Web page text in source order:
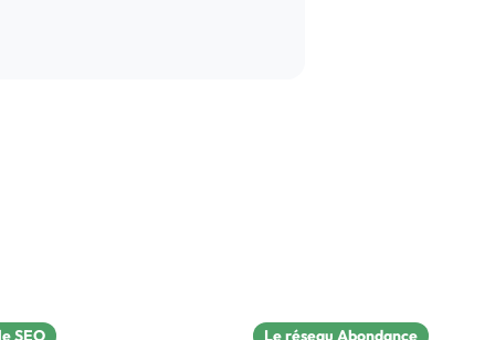
SEO Le réseau Abondance